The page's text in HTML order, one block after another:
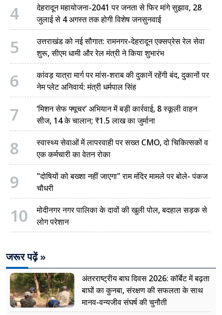
4
देहरादून महायोजना-2041 पर जनता से फिर मांगे सुझाव, 28
जुलाई से 4 अगस्त तक होगी विशेष जनसुनवाई
5
उत्तराखंड को नई सौगात: रामनगर-देहरादून एक्सप्रेस रेल सेवा
शुरू, सीएम धामी और रेल मंत्री ने किया शुभारंभ
6
कांवड़ यात्रा मार्ग पर मांस-शराब की दुकानें रहेंगी बंद, दुकानों पर
नेम प्लेट अनिवार्य: मंत्री धर्मपाल सिंह
7
‘मिशन सेफ फ्यूचर’ अभियान में बड़ी कार्रवाई, 8 स्कूली वाहन
सीज, 14 के चालान; ₹1.5 लाख का जुर्माना
8
स्वास्थ्य सेवाओं में लापरवाही पर सख्त CMO, दो चिकित्सकों व
एक कर्मचारी का वेतन रोका
9
"दोषियों को बख्शा नहीं जाएगा" राम मंदिर मामले पर बोले- पंकज
चौधरी
10
मोदीनगर नगर पालिका के दावों की खुली पोल, बदहाल सड़क से
लोग परेशान
जरूर पढ़ें »
अंतरराष्ट्रीय बाघ दिवस 2026: कॉर्बेट में बढ़ता
बाघों का कुनबा, संरक्षण की सफलता के साथ
मानव-वन्यजीव संघर्ष की चुनौती
नैनीताल
बागेश्वर